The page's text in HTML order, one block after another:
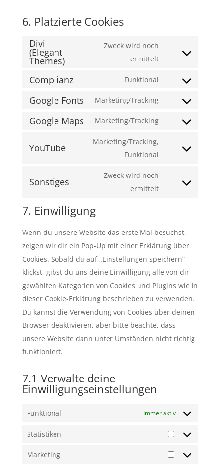
6. Platzierte Cookies
Divi
(Elegant
Themes)
Zweck wird noch
ermittelt
Consent
service
themes)
Complianz Funktional
Consent
complianz
Google Fonts Marketing/Tracking
Consent
google-
Google Maps Marketing/Tracking
Consent
service
maps
YouTube
Marketing/Tracking,
Funktional
Consent
service
Sonstiges
Zweck wird noch
ermittelt
Consent
sonstiges
7. Einwilligung
Wenn du unsere Website das erste Mal besuchst,
zeigen wir dir ein Pop-Up mit einer Erklärung über
Cookies. Sobald du auf „Einstellungen speichern“
klickst, gibst du uns deine Einwilligung alle von dir
gewählten Kategorien von Cookies und Plugins wie in
dieser Cookie-Erklärung beschrieben zu verwenden.
Du kannst die Verwendung von Cookies über deinen
Browser deaktivieren, aber bitte beachte, dass
unsere Website dann unter Umständen nicht richtig
funktioniert.
7.1 Verwalte deine
Einwilligungseinstellungen
Funktional Immer aktiv
Statistiken
Statistiken
Marketing
Marketing